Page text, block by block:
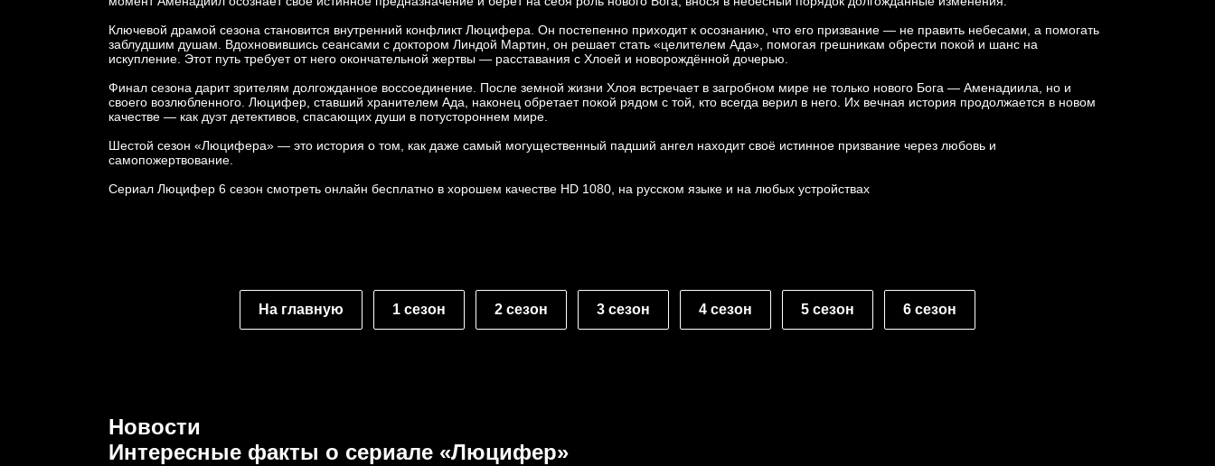
Ключевой драмой сезона становится внутренний конфликт Люцифера. Он постепенно приходит к осознанию, что его призвание — не править небесами, а помогать
заблудшим душам. Вдохновившись сеансами с доктором Линдой Мартин, он решает стать «целителем Ада», помогая грешникам обрести покой и шанс на
искупление. Этот путь требует от него окончательной жертвы — расставания с Хлоей и новорождённой дочерью.
Финал сезона дарит зрителям долгожданное воссоединение. После земной жизни Хлоя встречает в загробном мире не только нового Бога — Аменадиила, но и
своего возлюбленного. Люцифер, ставший хранителем Ада, наконец обретает покой рядом с той, кто всегда верил в него. Их вечная история продолжается в новом
качестве — как дуэт детективов, спасающих души в потустороннем мире.
Шестой сезон «Люцифера» — это история о том, как даже самый могущественный падший ангел находит своё истинное призвание через любовь и
самопожертвование.
Сериал Люцифер 6 сезон смотреть онлайн бесплатно в хорошем качестве HD 1080, на русском языке и на любых устройствах
На главную 1 сезон 2 сезон 3 сезон 4 сезон 5 сезон 6 сезон
Новости
Интересные факты о сериале «Люцифер»